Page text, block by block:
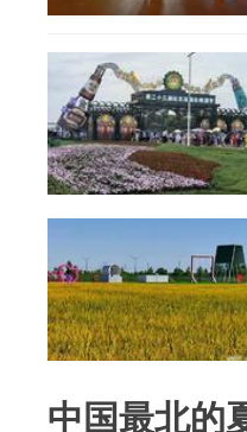
中国最北的